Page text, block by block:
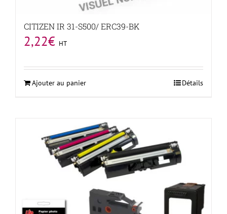
CITIZEN IR 31-S500/ ERC39-BK
2,22€ HT
Ajouter au panier Détails